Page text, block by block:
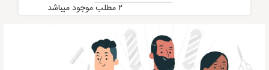
۲ مطلب موجود میباشد